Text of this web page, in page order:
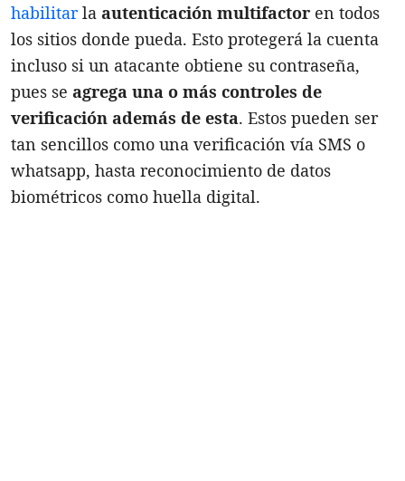
habilitarla autenticación multifactor en todos
los sitios donde pueda. Esto protegerá la cuenta
incluso si un atacante obtiene su contraseña,
pues se agrega una o más controles de
verificación además de esta. Estos pueden ser
tan sencillos como una verificación vía SMS o
whatsapp, hasta reconocimiento de datos
biométricos como huella digital.